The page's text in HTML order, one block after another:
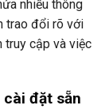
nhiều thông
trao đổi rõ với
truy cập và việc
đặt sẵn